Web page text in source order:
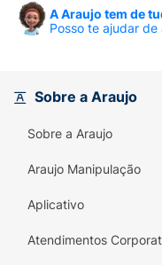
exclusivo para
viagens.
Garantia
o produto
oferecida pela
O que está
Máquina de
A Araujo tem de
Posso te ajudar
Sobre a Araujo
Sobre a Araujo
Araujo Manipulação
Aplicativo
Atendimentos